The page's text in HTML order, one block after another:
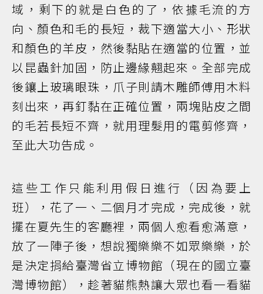
域，剩下的就是白色的了，依據毛流的方
向、顏色和毛的長短，裁下適當大小、形狀
和顏色的羊皮，然後黏貼在適當的位置，並
以昆蟲針加固，防止邊緣翹起來。全部完成
後鑲上玻璃眼珠，爪子則請木雕師傅用木料
刻出來，再釘黏在正確位置，兩塊貼皮之間
的毛若長短不齊，就用理髮用的電剪修齊，
至此大功告成。
這些工作只能利用假日進行（因為要上
班），花了一、二個月才完成，完成後，就
擺在夏先生的客廳裡，兩個人愈看愈滿意，
放了一陣子後，想說獨樂樂不如眾樂樂，於
是決定捐給臺灣省立博物館（現在的國立臺
灣博物館），趁著貓熊熱讓大眾也看一看貓